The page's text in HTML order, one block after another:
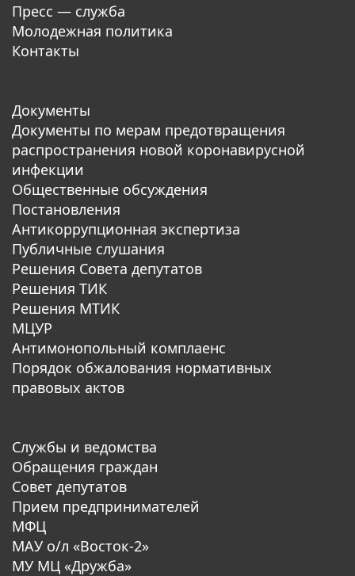
Пресс — служба
Молодежная политика
Контакты
Документы
Документы по мерам предотвращения
распространения новой коронавирусной
инфекции
Общественные обсуждения
Постановления
Антикоррупционная экспертиза
Публичные слушания
Решения Совета депутатов
Решения ТИК
Решения МТИК
МЦУР
Антимонопольный комплаенс
Порядок обжалования нормативных
правовых актов
Службы и ведомства
Обращения граждан
Совет депутатов
Прием предпринимателей
МФЦ
МАУ о/л «Восток-2»
МУ МЦ «Дружба»